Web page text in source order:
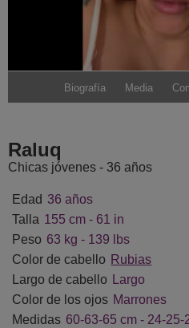
Biografía Media
Raluq
Chicas jóvenes - 36 años
Edad 36 años
Talla 155 cm - 61 in
Peso 63 kg - 139 lbs
Color de cabello Rubias
Largo de cabello Largo
Color de los ojos Marrones
Medidas 60-63-65 cm - 24-25-